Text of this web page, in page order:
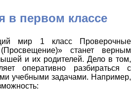
в первом классе
мир 1 класс Проверочные
станет верным
и их родителей. Дело в том,
оперативно разбираться с
учебными задачами. Например,